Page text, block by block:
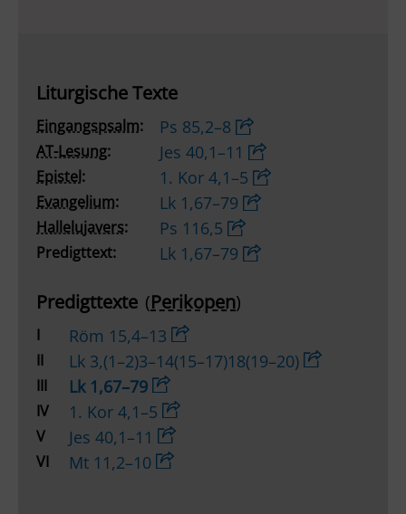
Liturgische Texte
Eingangspsalm: Ps 85,2–8
AT-Lesung: Jes 40,1–11
Epistel: 1. Kor 4,1–5
Evangelium: Lk 1,67–79
Hallelujavers: Ps 116,5
Predigttext: Lk 1,67–79
Predigttexte (Perikopen)
I Röm 15,4–13
II Lk 3,(1–2)3–14(15–17)18(19–20)
III Lk 1,67–79
IV 1. Kor 4,1–5
V Jes 40,1–11
VI Mt 11,2–10